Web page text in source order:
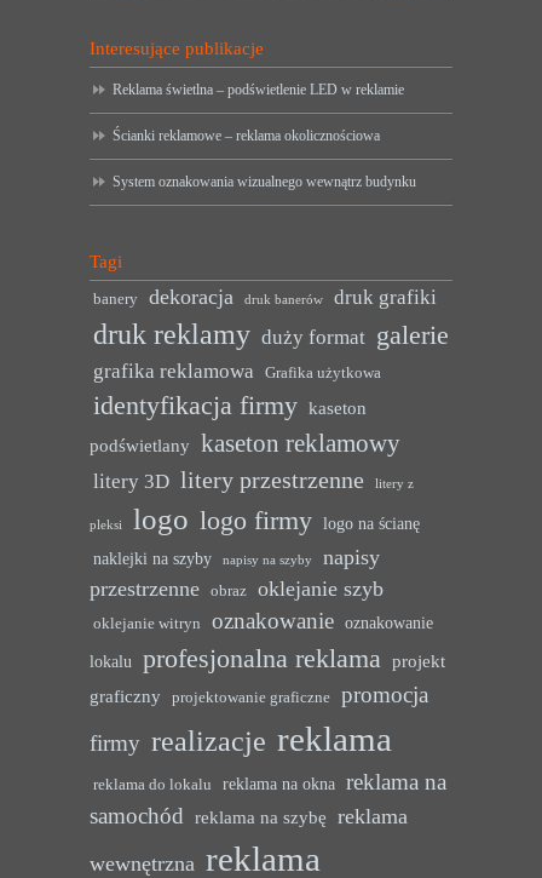
Interesujące publikacje
Reklama świetlna – podświetlenie LED w reklamie
Ścianki reklamowe – reklama okolicznościowa
System oznakowania wizualnego wewnątrz budynku
Tagi
banery dekoracja druk banerów druk grafiki
druk reklamy duży format galerie
grafika reklamowa Grafika użytkowa
identyfikacja firmy kaseton
podświetlany kaseton reklamowy
litery 3D litery przestrzenne litery z
pleksi logo logo firmy logo na ścianę
naklejki na szyby
napisy na szyby
napisy
przestrzenne
obraz oklejanie szyb
oklejanie witryn oznakowanie oznakowanie
lokalu profesjonalna reklama projekt
graficzny
projektowanie graficzne
promocja
firmy realizacje reklama
reklama do lokalu reklama na okna reklama na
samochód reklama na szybę reklama
wewnętrzna reklama